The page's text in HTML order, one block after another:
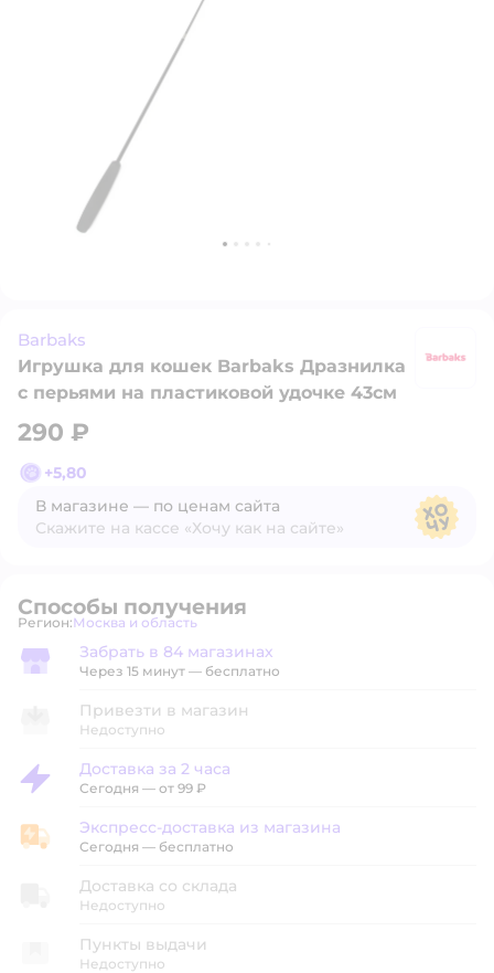
Barbaks
Игрушка для кошек Barbaks Дразнилка
с перьями на пластиковой удочке 43см
290 ₽
+5,80
В магазине — по ценам сайта
Скажите на кассе «Хочу как на сайте»
Способы получения
Регион: Выбор адреса доставки.
Москва и область
Забрать в магазине
Забрать в 84 магазинах
Через 15 минут — бесплатно
Привезти в магазин
Недоступно
Доставка за 2 часа
Доставка за 2 часа
Сегодня — от 99 ₽
Экспресс-доставка из магазина
Экспресс-доставка из магазина
Сегодня — бесплатно
Доставка со склада
Недоступно
Пункты выдачи
Недоступно